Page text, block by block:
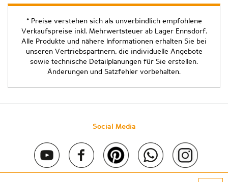
* Preise verstehen sich als unverbindlich empfohlene
Verkaufspreise inkl. Mehrwertsteuer ab Lager Ennsdorf.
Alle Produkte und nähere Informationen erhalten Sie bei
unseren Vertriebspartnern, die individuelle Angebote
sowie technische Detailplanungen für Sie erstellen.
Änderungen und Satzfehler vorbehalten.
Social Media